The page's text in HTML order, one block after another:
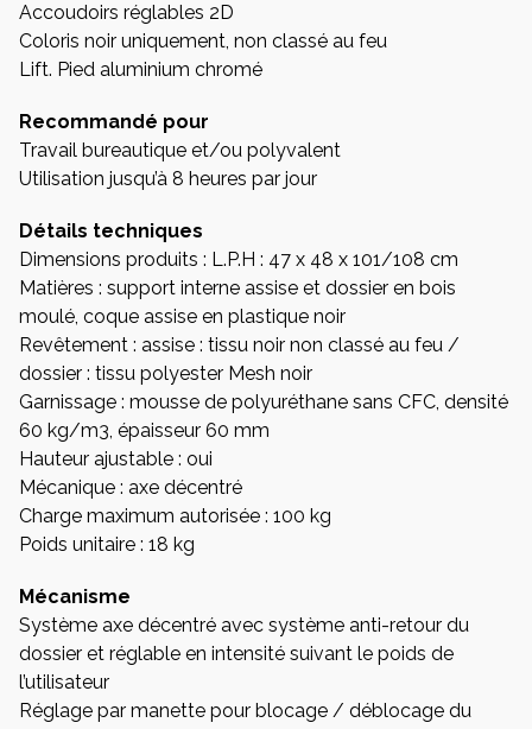
Accoudoirs réglables 2D
Coloris noir uniquement, non classé au feu
Lift. Pied aluminium chromé
Recommandé pour
Travail bureautique et/ou polyvalent
Utilisation jusqu’à 8 heures par jour
Détails techniques
Dimensions produits : L.P.H : 47 x 48 x 101/108 cm
Matières : support interne assise et dossier en bois
moulé, coque assise en plastique noir
Revêtement : assise : tissu noir non classé au feu /
dossier : tissu polyester Mesh noir
Garnissage : mousse de polyuréthane sans CFC, densité
60 kg/m3, épaisseur 60 mm
Hauteur ajustable : oui
Mécanique : axe décentré
Charge maximum autorisée : 100 kg
Poids unitaire : 18 kg
Mécanisme
Système axe décentré avec système anti-retour du
dossier et réglable en intensité suivant le poids de
l’utilisateur
Réglage par manette pour blocage / déblocage du